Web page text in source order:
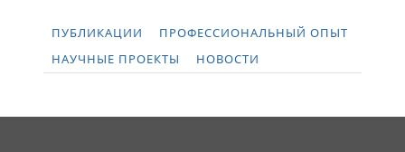
ПУБЛИКАЦИИ
ПРОФЕССИОНАЛЬНЫЙ ОПЫТ
НАУЧНЫЕ ПРОЕКТЫ
НОВОСТИ